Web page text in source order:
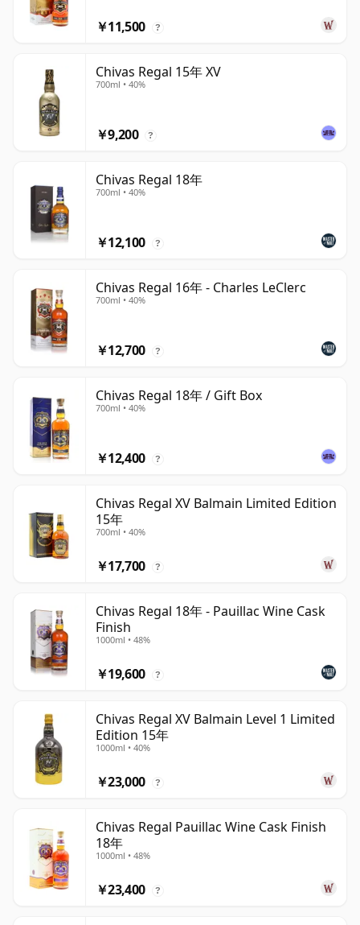
￥11,500 ?
Chivas Regal 15年 XV
700ml • 40%
￥9,200 ?
Chivas Regal 18年
700ml • 40%
￥12,100 ?
Chivas Regal 16年 - Charles LeClerc
700ml • 40%
￥12,700 ?
Chivas Regal 18年 / Gift Box
700ml • 40%
￥12,400 ?
Chivas Regal XV Balmain Limited Edition
15年
700ml • 40%
￥17,700 ?
Chivas Regal 18年 - Pauillac Wine Cask
Finish
1000ml • 48%
￥19,600 ?
Chivas Regal XV Balmain Level 1 Limited
Edition 15年
1000ml • 40%
￥23,000 ?
Chivas Regal Pauillac Wine Cask Finish
18年
1000ml • 48%
￥23,400 ?